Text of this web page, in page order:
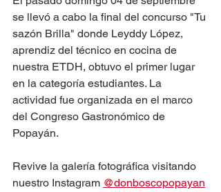
se llevó a cabo la final del concurso "Tu
sazón Brilla" donde Leyddy López,
aprendiz del técnico en cocina de
nuestra ETDH, obtuvo el primer lugar
en la categoría estudiantes. La
actividad fue organizada en el marco
del Congreso Gastronómico de
Popayán.
Revive la galería fotográfica visitando
nuestro Instagram @donboscopopayan